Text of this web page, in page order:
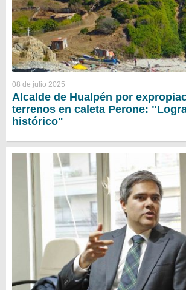
08 de julio 2025
Alcalde de Hualpén por
terrenos en caleta Perone:
histórico"